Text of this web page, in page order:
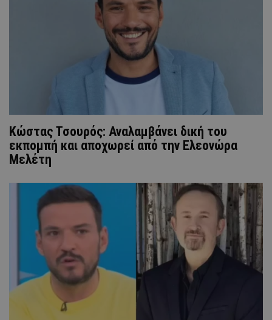
Κώστας Τσουρός: Αναλαμβάνει δική του
εκπομπή και αποχωρεί από την Ελεονώρα
Μελέτη